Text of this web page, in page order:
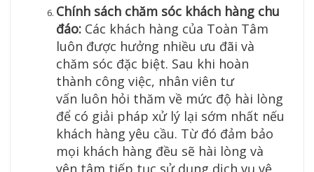
Chính sách chăm sóc khách hàng chu
đáo: Các khách hàng của Toàn Tâm
luôn được hưởng nhiều ưu đãi và
chăm sóc đặc biệt. Sau khi hoàn
thành công việc, nhân viên tư
vấn luôn hỏi thăm về mức độ hài lòng
để có giải pháp xử lý lại sớm nhất nếu
khách hàng yêu cầu. Từ đó đảm bảo
mọi khách hàng đều sẽ hài lòng và
yên tâm tiếp tục sử dụng dịch vụ vệ